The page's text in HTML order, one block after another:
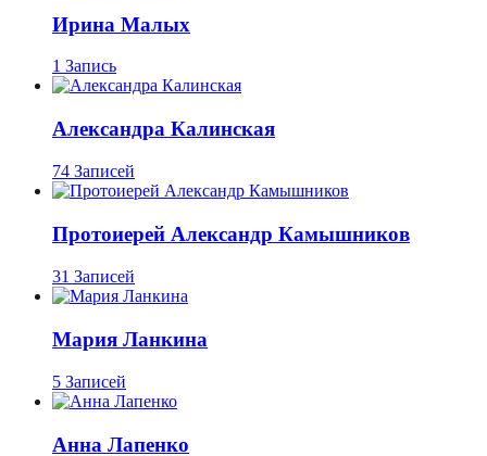
Ирина Малых
1 Запись
Александра Калинская
74 Записей
Протоиерей Александр Камышников
31 Записей
Мария Ланкина
5 Записей
Анна Лапенко